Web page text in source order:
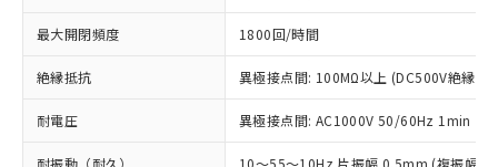
最大開閉頻度 1800回/時間
絶縁抵抗 異極接点間: 100MΩ以上 (DC500V絶縁抵
耐電圧 異極接点間: AC1000V 50/60Hz 1min
耐振動（耐久） 10～55～10Hz 片振幅 0.5mm (複振幅
本サービスの対象外となる商品もある
ことをご了承ください。
在庫状況および標準価格照会結果は、
記載している更新日時点での社内デー
タに基づき作成されるものであり、閲
覧された時点での実際の在庫および標
準価格とは異なる場合があることをご
仕入先様の事情により、非含有部品として
いたものが、含有品と判明した場合などや
むを得ず変更することがあります。
*EU RoHS指令（10物質）：
鉛(Pb) 1000ppm以下、 水銀(Hg) 1000ppm以下、 カド
ミウム(Cd) 100ppm以下、
六価クロム(Cr(Ⅵ)) 1000ppm以下、ポリ臭化ビフェニル
「×」：最大均質材料含有率が中国RoHSの
基準値を超えていることを示します。
「－」：未確認です。当社販売部門へお問
い合わせください。
*中国RoHS10物質の基準値 (GB/T26572)：
Pb(鉛) :1000ppm、 Hg(水銀) : 1000ppm、 Cd(カドミウ
ム) : 100ppm、
当社は、これら貴社製品のうち、外国
為替および外国貿易法に定める商品
（以下｢規制貨物等」という）を輸出
または国外への提供する場合は、日本
国政府の輸出許可(または役務取引許
可)を取得するなどの必要な手続きを